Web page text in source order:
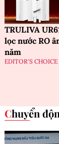
TRULIVA
lọc nước RO
năm
EDITOR'S CHOICE
Chuyển